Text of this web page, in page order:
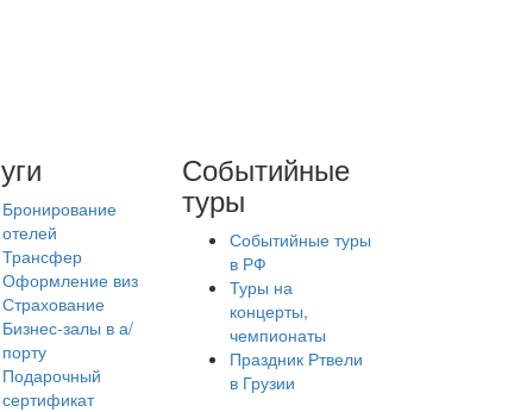
Бронирование
отелей
Трансфер
Оформление виз
Страхование
Бизнес-залы в а/
порту
Подарочный
сертификат
Событийные
туры
Событийные туры
в РФ
Туры на
концерты,
чемпионаты
Праздник Ртвели
в Грузии